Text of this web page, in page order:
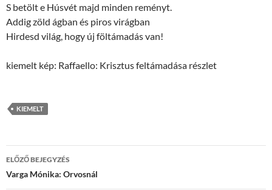
S betölt e Húsvét majd minden reményt.
Addig zöld ágban és piros virágban
Hirdesd világ, hogy új föltámadás van!
kiemelt kép: Raffaello: Krisztus feltámadása részlet
KIEMELT
Bejegyzések
navigációja
ELŐZŐ BEJEGYZÉS
Varga Mónika: Orvosnál